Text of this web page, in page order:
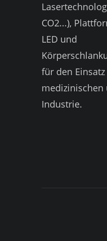
CO2...),
LED und
für den
medizinischen
Industrie.